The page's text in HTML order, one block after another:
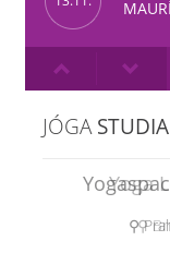
JÓGASTUDIA
⚲